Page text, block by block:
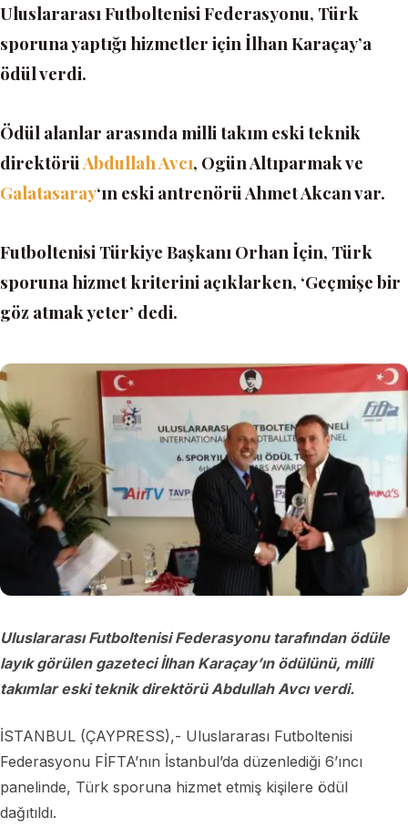
Uluslararası Futboltenisi Federasyonu, Türk
sporuna yaptığı hizmetler için İlhan Karaçay’a
ödül verdi.
Ödül alanlar arasında milli takım eski teknik
direktörü Abdullah Avcı, Ogün Altıparmak ve
Galatasaray‘ın eski antrenörü Ahmet Akcan var.
Futboltenisi Türkiye Başkanı Orhan İçin, Türk
sporuna hizmet kriterini açıklarken, ‘Geçmişe bir
göz atmak yeter’ dedi.
Uluslararası Futboltenisi Federasyonu tarafından ödüle
layık görülen gazeteci İlhan Karaçay’ın ödülünü, milli
takımlar eski teknik direktörü Abdullah Avcı verdi.
İSTANBUL (ÇAYPRESS),- Uluslararası Futboltenisi
Federasyonu FİFTA’nın İstanbul’da düzenlediği 6’ıncı
panelinde, Türk sporuna hizmet etmiş kişilere ödül
dağıtıldı.